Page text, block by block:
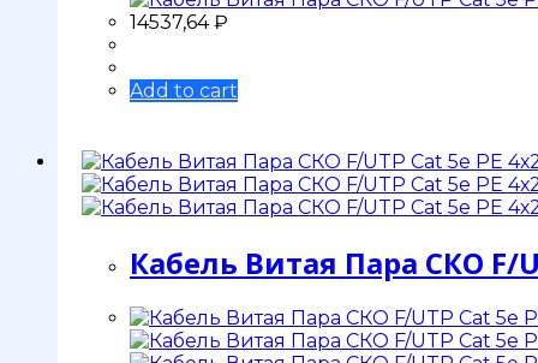
14537,64₽
Add to cart
Кабель Витая Пара СКО F/